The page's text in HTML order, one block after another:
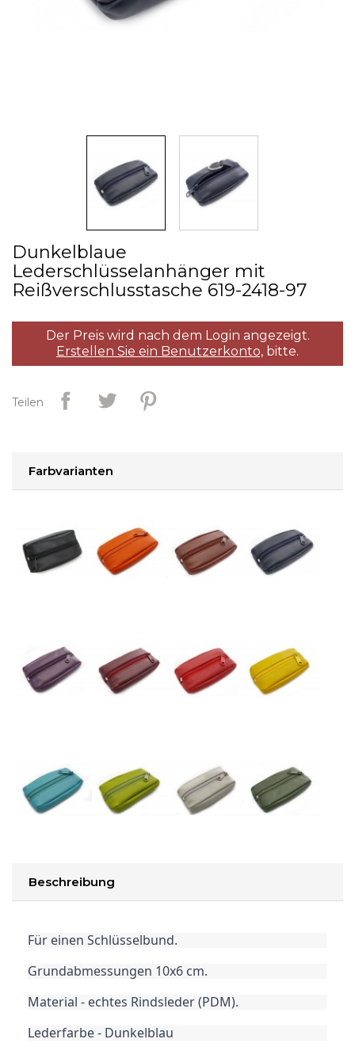
Dunkelblaue
Lederschlüsselanhänger mit
Reißverschlusstasche 619­-2418­-97
Der Preis wird nach dem Login angezeigt.
Erstellen Sie ein Benutzerkonto, bitte.
Teilen
Farbvarianten
Beschreibung
Für einen Schlüsselbund.
Grundabmessungen 10x6 cm.
Material - echtes Rindsleder (PDM).
Lederfarbe - Dunkelblau